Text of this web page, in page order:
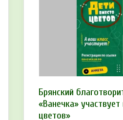
Брянский
«Ванечка»
цветов»